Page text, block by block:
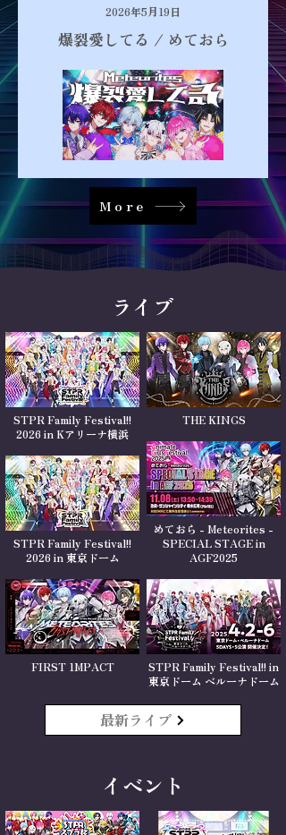
2026年5月19日
爆裂愛してる / めておら
More
ライブ
STPR Family Festival!!
2026 in Kアリーナ横浜
STPR Family Festival!!
2026 in 東京ドーム
FIRST 1MPACT
THE KINGS
めておら - Meteorites -
SPECIAL STAGE in
AGF2025
STPR Family Festival!! in
東京ドーム ベルーナドーム
最新ライブ
イベント